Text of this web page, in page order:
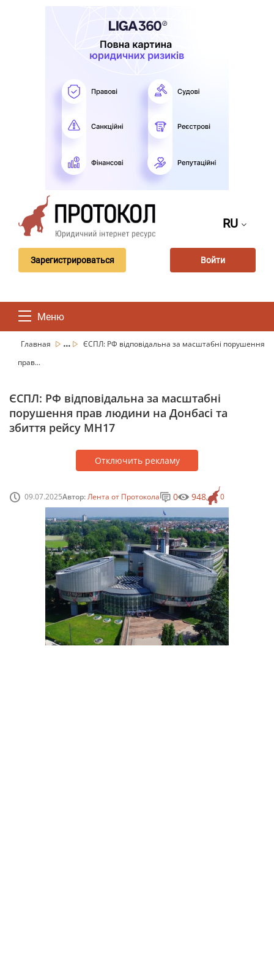
RU
Зарегистрироваться Войти
Меню
Главная ...
ЄСПЛ: РФ відповідальна за масштабні порушення
прав...
ЄСПЛ: РФ відповідальна за масштабні
порушення прав людини на Донбасі та
збиття рейсу MH17
Отключить рекламу
09.07.2025Автор:Лента от Протокола 0
0 948